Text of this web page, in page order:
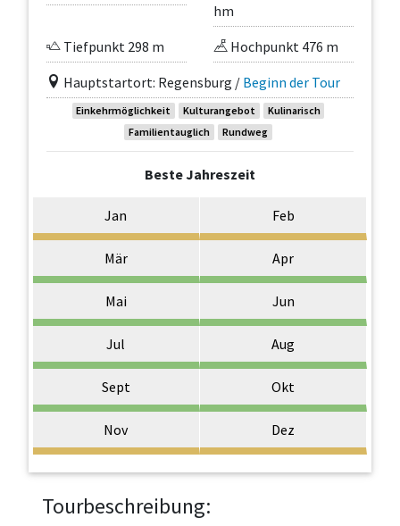
hm
Tiefpunkt 298 m
Hochpunkt 476 m
Hauptstartort: Regensburg / Beginn der Tour
Einkehrmöglichkeit Kulturangebot
Kulinarisch
Familientauglich
Rundweg
Beste Jahreszeit
Jan Feb
Mär Apr
Mai Jun
Jul Aug
Sept Okt
Nov Dez
Tourbeschreibung: